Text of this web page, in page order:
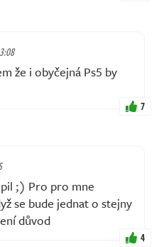
že i obyčejná Ps5 by
7
;) Pro pro mne
se bude jednat o stejny
důvod
4